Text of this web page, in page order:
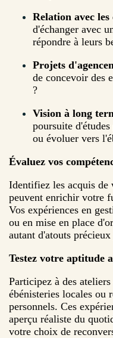
Relation avec les
d'échanger avec
répondre à leurs
Projets
de concevoir des
?
Vision à long
poursuite
ou évoluer vers
Évaluez vos
Identifiez les acquis de
peuvent enrichir votre
Vos expériences en
ou en mise en place
autant d'atouts
Testez votre aptitude
Participez à des
ébénisteries locales ou
personnels. Ces
aperçu réaliste du
votre choix de